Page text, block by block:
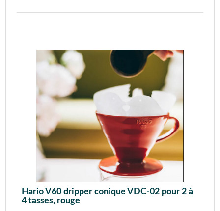
Hario V60 dripper conique VDC-02 pour 2 à
4 tasses, rouge